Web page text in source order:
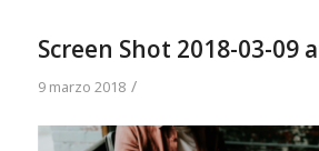
Screen Shot 2018-03-09
9 marzo 2018 /